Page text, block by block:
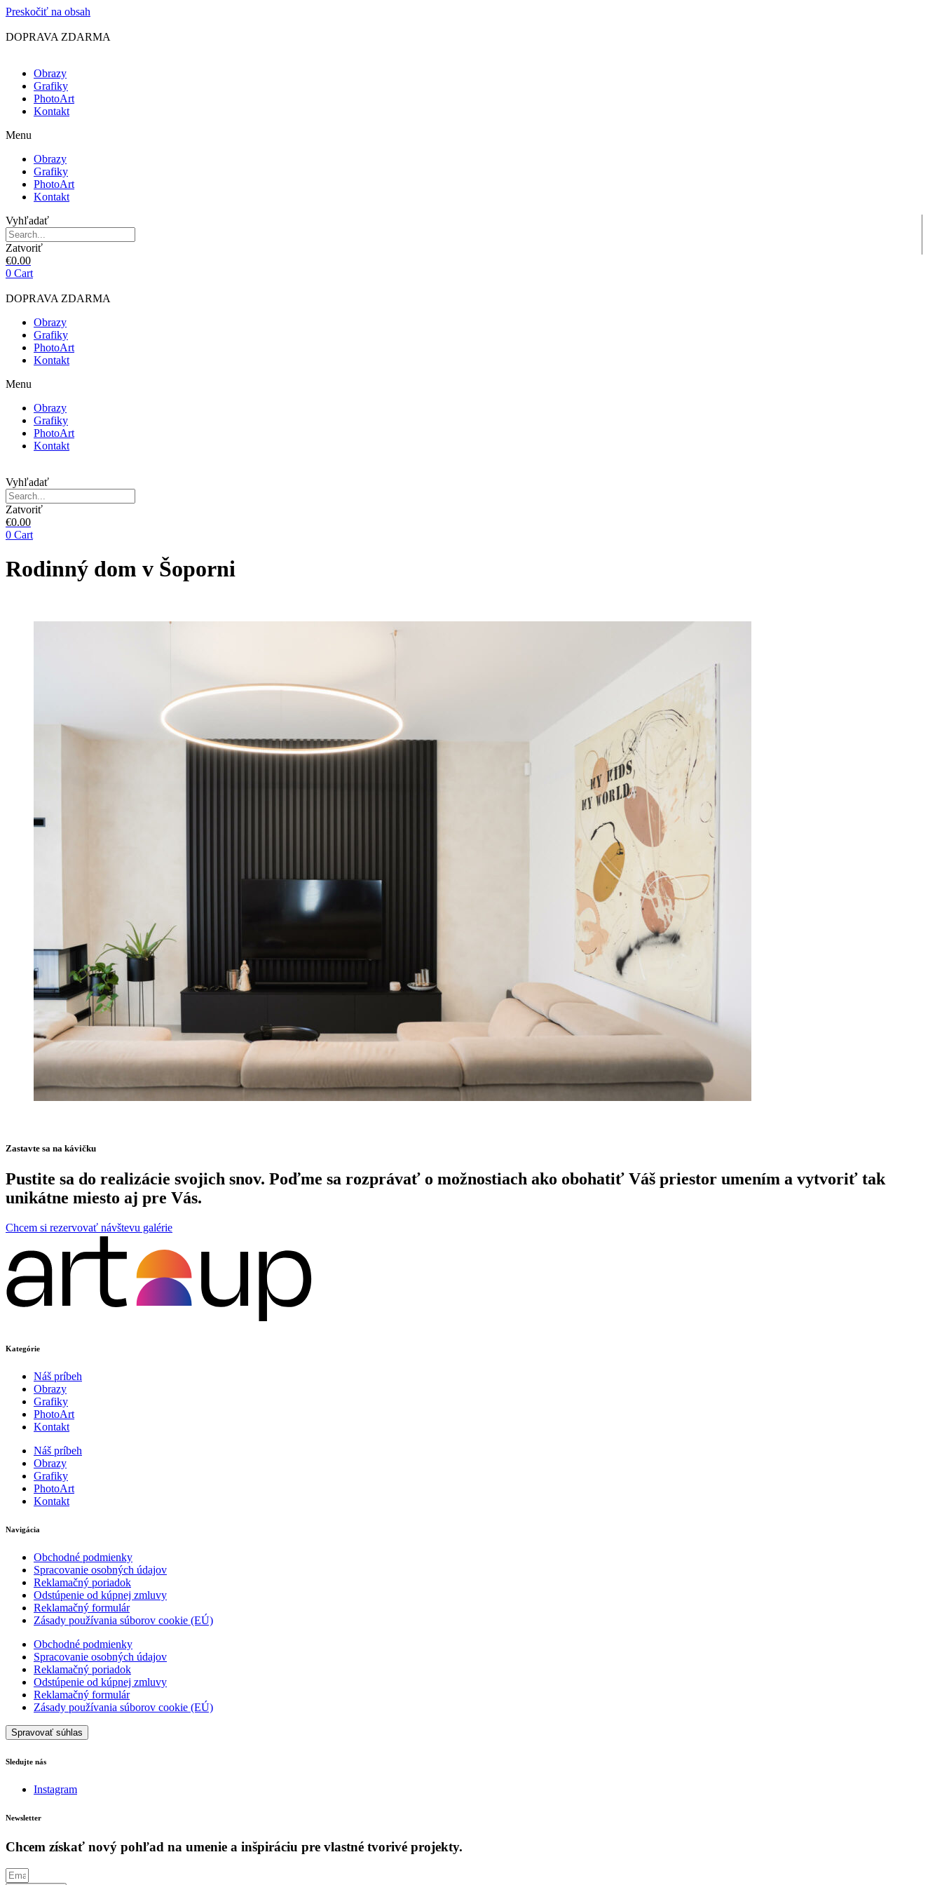
Preskočiť na obsah
DOPRAVA ZDARMA
Obrazy
Grafiky
PhotoArt
Kontakt
Menu
Obrazy
Grafiky
PhotoArt
Kontakt
Vyhľadať
Zatvoriť
€0.00
0 Cart
DOPRAVA ZDARMA
Obrazy
Grafiky
PhotoArt
Kontakt
Menu
Obrazy
Grafiky
PhotoArt
Kontakt
Vyhľadať
Zatvoriť
€0.00
0 Cart
Rodinný dom v Šoporni
Zastavte sa na kávičku
Pustite sa do realizácie svojich snov. Poďme sa rozprávať o možnostiach ako obohatiť Váš priestor umením a vytvoriť tak
unikátne miesto aj pre Vás.
Chcem si rezervovať návštevu galérie
Kategórie
Náš príbeh
Obrazy
Grafiky
PhotoArt
Kontakt
Náš príbeh
Obrazy
Grafiky
PhotoArt
Kontakt
Navigácia
Obchodné podmienky
Spracovanie osobných údajov
Reklamačný poriadok
Odstúpenie od kúpnej zmluvy
Reklamačný formulár
Zásady používania súborov cookie (EÚ)
Obchodné podmienky
Spracovanie osobných údajov
Reklamačný poriadok
Odstúpenie od kúpnej zmluvy
Reklamačný formulár
Zásady používania súborov cookie (EÚ)
Spravovať súhlas
Sledujte nás
Instagram
Newsletter
Chcem získať nový pohľad na umenie a inšpiráciu pre vlastné tvorivé projekty.